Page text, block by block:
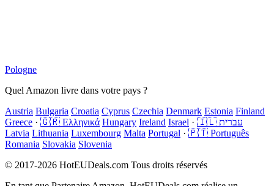
Pologne
Quel Amazon livre dans votre pays ?
Austria Bulgaria Croatia Cyprus Czechia Denmark Estonia Finland
Greece · 🇬🇷 Ελληνικά Hungary Ireland Israel ·
🇮🇱 עברית
Latvia Lithuania Luxembourg Malta Portugal · 🇵🇹 Português
Romania Slovakia Slovenia
© 2017-2026 HotEUDeals.com Tous droits réservés